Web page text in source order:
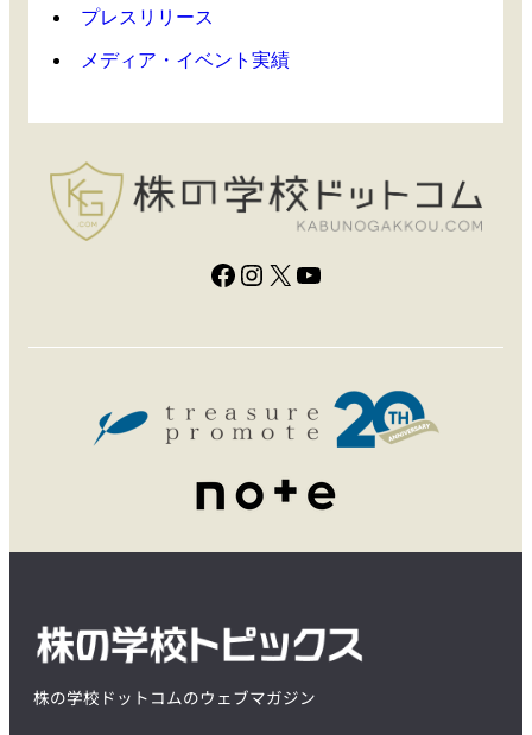
プレスリリース
メディア・イベント実績
Facebook Instagram X YouTube
株の学校ドットコムのウェブマガジン